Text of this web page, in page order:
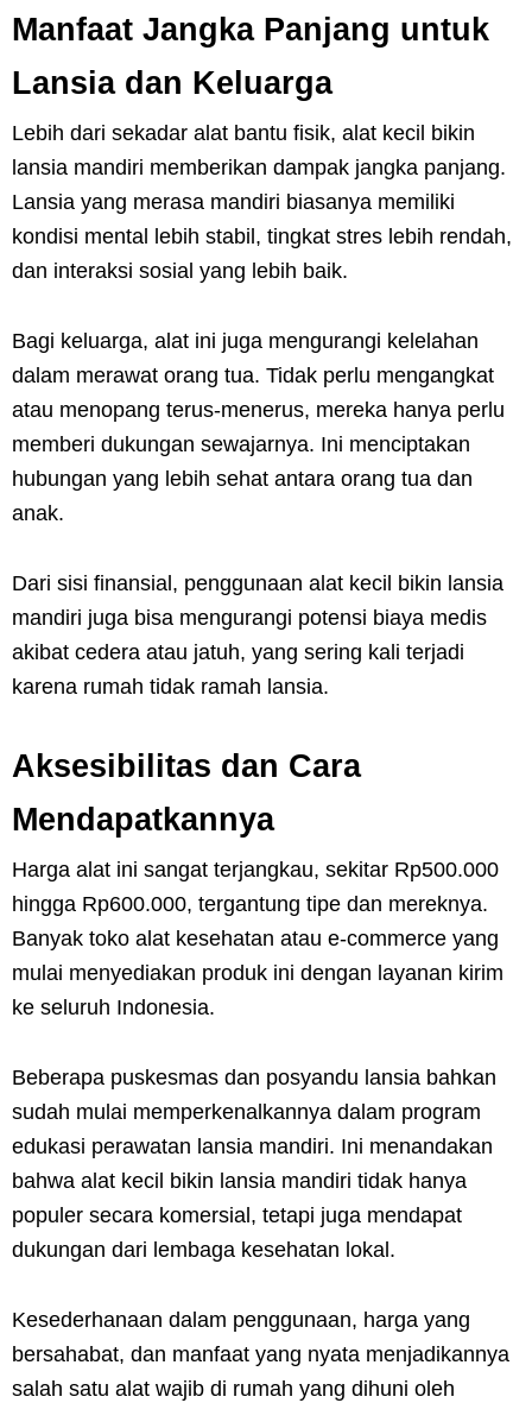
Manfaat Jangka Panjang untuk
Lansia dan Keluarga
Lebih dari sekadar alat bantu fisik, alat kecil bikin
lansia mandiri memberikan dampak jangka panjang.
Lansia yang merasa mandiri biasanya memiliki
kondisi mental lebih stabil, tingkat stres lebih rendah,
dan interaksi sosial yang lebih baik.
Bagi keluarga, alat ini juga mengurangi kelelahan
dalam merawat orang tua. Tidak perlu mengangkat
atau menopang terus-menerus, mereka hanya perlu
memberi dukungan sewajarnya. Ini menciptakan
hubungan yang lebih sehat antara orang tua dan
anak.
Dari sisi finansial, penggunaan alat kecil bikin lansia
mandiri juga bisa mengurangi potensi biaya medis
akibat cedera atau jatuh, yang sering kali terjadi
karena rumah tidak ramah lansia.
Aksesibilitas dan Cara
Mendapatkannya
Harga alat ini sangat terjangkau, sekitar Rp500.000
hingga Rp600.000, tergantung tipe dan mereknya.
Banyak toko alat kesehatan atau e-commerce yang
mulai menyediakan produk ini dengan layanan kirim
ke seluruh Indonesia.
Beberapa puskesmas dan posyandu lansia bahkan
sudah mulai memperkenalkannya dalam program
edukasi perawatan lansia mandiri. Ini menandakan
bahwa alat kecil bikin lansia mandiri tidak hanya
populer secara komersial, tetapi juga mendapat
dukungan dari lembaga kesehatan lokal.
Kesederhanaan dalam penggunaan, harga yang
bersahabat, dan manfaat yang nyata menjadikannya
salah satu alat wajib di rumah yang dihuni oleh